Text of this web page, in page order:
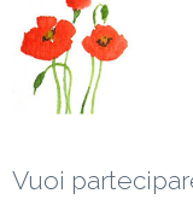
Vuoi